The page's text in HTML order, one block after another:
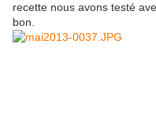
recette nous avons testé
bon.